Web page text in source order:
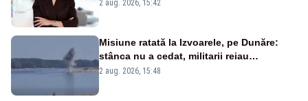
2 aug. 2026, 15:42
Misiune ratată la Izvoarele, pe Dunăre:
stânca nu a cedat, militarii reiau
detonările luni – VIDEO
2 aug. 2026, 15:48